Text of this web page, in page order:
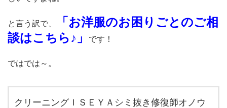
と言う訳で、
「お洋服のお困りごとのご相
談はこちら♪」
です！
ではでは～。
クリーニングＩＳＥＹＡシミ抜き修復師オノウ